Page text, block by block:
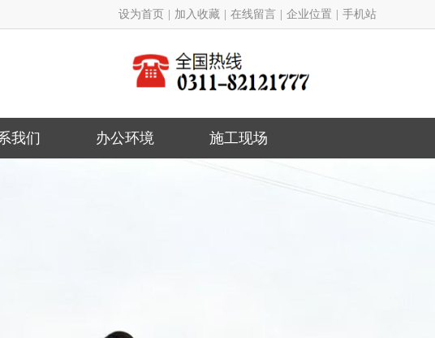
设为首页 加入收藏 在线留言 企业位置 手机站
我们 办公环境 施工现场